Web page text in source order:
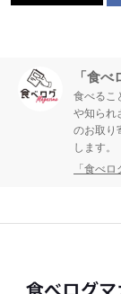
「食
食べるこ
や知られ
のお取り
します。
「食べ